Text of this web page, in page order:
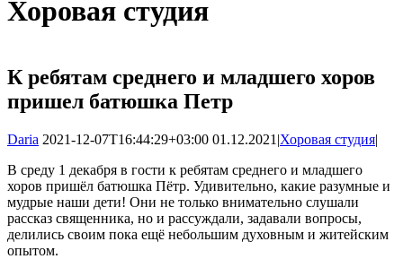
Хоровая студия
К ребятам среднего и младшего хоров
пришел батюшка Петр
Daria 2021-12-07T16:44:29+03:00 01.12.2021 |Хоровая студия|
В среду 1 декабря в гости к ребятам среднего и младшего
хоров пришёл батюшка Пётр. Удивительно, какие разумные и
мудрые наши дети! Они не только внимательно слушали
рассказ священника, но и рассуждали, задавали вопросы,
делились своим пока ещё небольшим духовным и житейским
опытом.